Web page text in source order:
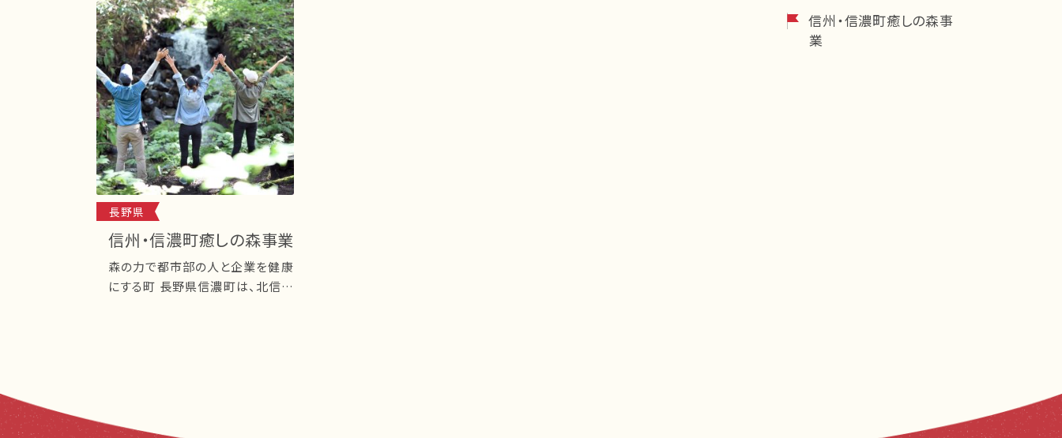
長野県
信州・信濃町癒しの森事業
森の力で都市部の人と企業を健康
にする町 長野県信濃町は、北信五
信州・信濃町癒しの森事
業